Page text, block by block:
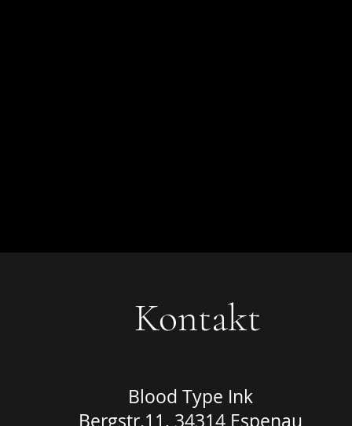
Kontakt
Blood Type Ink
Bergstr.11, 34314 Espenau